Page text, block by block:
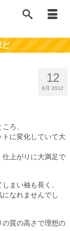
12
6月 2012
ろ、
に変化していて大
上がりに大満足で
まい袖も長く、
なれませんでし
の質の高さで理想の